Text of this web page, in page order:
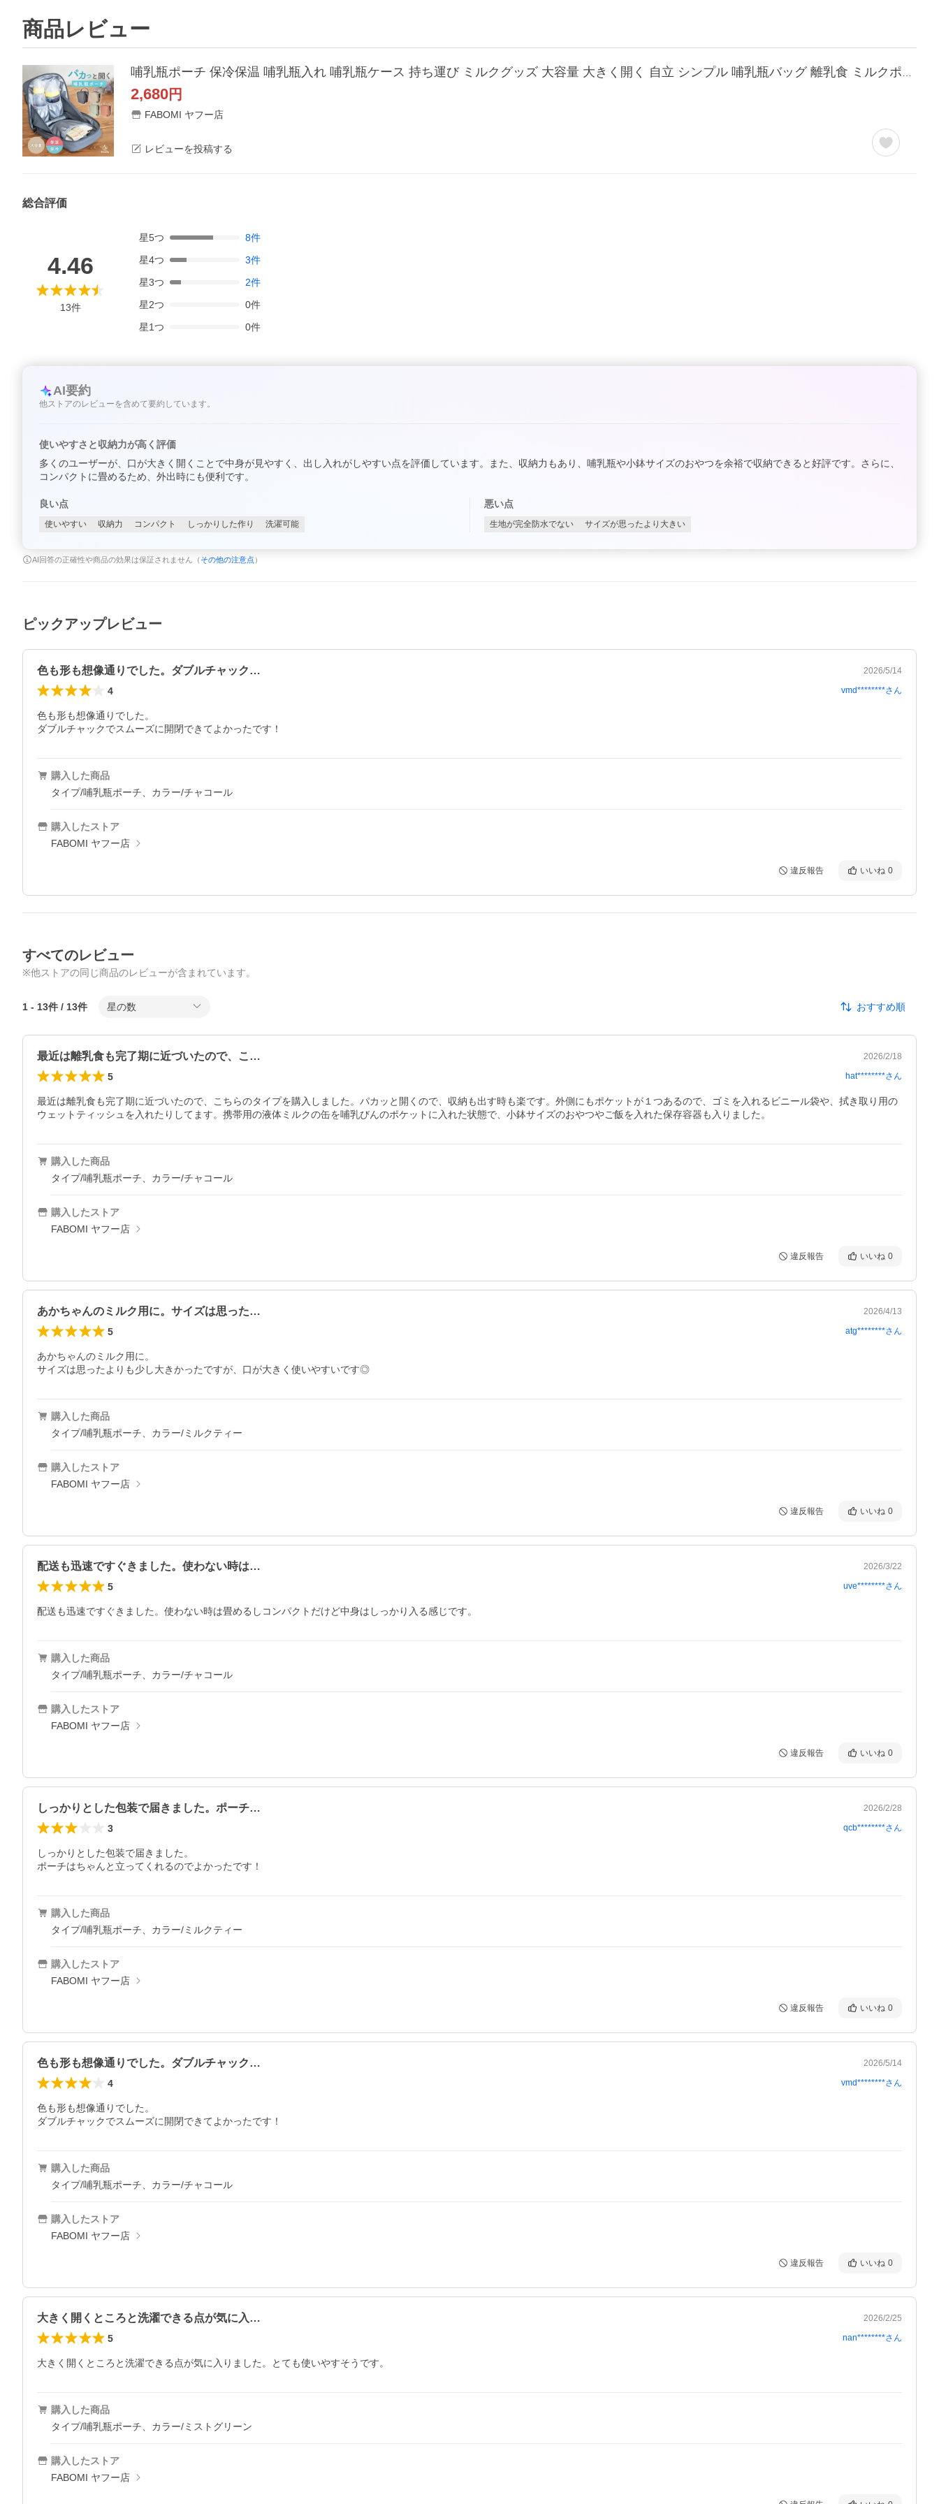
商品レビュー
2,680円
FABOMI ヤフー店
レビューを投稿する
総合評価
4.46
13件
星5つ 8件
星4つ 3件
星3つ 2件
星2つ 0件
星1つ 0件
AI要約
他ストアのレビューを含めて要約しています。
使いやすさと収納力が高く評価
多くのユーザーが、口が大きく開くことで中身が見やすく、出し入れがしやすい点を評価しています。また、収納力もあり、哺乳瓶や小鉢サイズのおやつを余裕で収納できると好評です。さらに、
コンパクトに畳めるため、外出時にも便利です。
良い点
使いやすい 収納力 コンパクト しっかりした作り 洗濯可能
悪い点
生地が完全防水でない サイズが思ったより大きい
AI回答の正確性や商品の効果は保証されません（ その他の注意点 ）
ピックアップレビュー
色も形も想像通りでした。ダブルチャック… 2026/5/14
4 vmd********さん
色も形も想像通りでした。
ダブルチャックでスムーズに開閉できてよかったです！
購入した商品
タイプ/哺乳瓶ポーチ、カラー/チャコール
購入したストア
FABOMI ヤフー店
違反報告 いいね 0
すべてのレビュー
※他ストアの同じ商品のレビューが含まれています。
1 - 13件 / 13件 星の数 おすすめ順
最近は離乳食も完了期に近づいたので、こ… 2026/2/18
5 hat********さん
最近は離乳食も完了期に近づいたので、こちらのタイプを購入しました。パカッと開くので、収納も出す時も楽です。外側にもポケットが１つあるので、ゴミを入れるビニール袋や、拭き取り用の
ウェットティッシュを入れたりしてます。携帯用の液体ミルクの缶を哺乳びんのポケットに入れた状態で、小鉢サイズのおやつやご飯を入れた保存容器も入りました。
購入した商品
タイプ/哺乳瓶ポーチ、カラー/チャコール
購入したストア
FABOMI ヤフー店
違反報告 いいね 0
あかちゃんのミルク用に。サイズは思った… 2026/4/13
5 atg********さん
あかちゃんのミルク用に。
購入した商品
タイプ/哺乳瓶ポーチ、カラー/ミルクティー
購入したストア
FABOMI ヤフー店
違反報告 いいね 0
配送も迅速ですぐきました。使わない時は… 2026/3/22
5 uve********さん
配送も迅速ですぐきました。使わない時は畳めるしコンパクトだけど中身はしっかり入る感じです。
購入した商品
タイプ/哺乳瓶ポーチ、カラー/チャコール
購入したストア
FABOMI ヤフー店
違反報告 いいね 0
しっかりとした包装で届きました。ポーチ… 2026/2/28
3 qcb********さん
しっかりとした包装で届きました。
ポーチはちゃんと立ってくれるのでよかったです！
購入した商品
タイプ/哺乳瓶ポーチ、カラー/ミルクティー
購入したストア
FABOMI ヤフー店
違反報告 いいね 0
色も形も想像通りでした。ダブルチャック… 2026/5/14
4 vmd********さん
色も形も想像通りでした。
ダブルチャックでスムーズに開閉できてよかったです！
購入した商品
タイプ/哺乳瓶ポーチ、カラー/チャコール
購入したストア
FABOMI ヤフー店
違反報告 いいね 0
大きく開くところと洗濯できる点が気に入… 2026/2/25
5 nan********さん
大きく開くところと洗濯できる点が気に入りました。とても使いやすそうです。
購入した商品
タイプ/哺乳瓶ポーチ、カラー/ミストグリーン
購入したストア
FABOMI ヤフー店